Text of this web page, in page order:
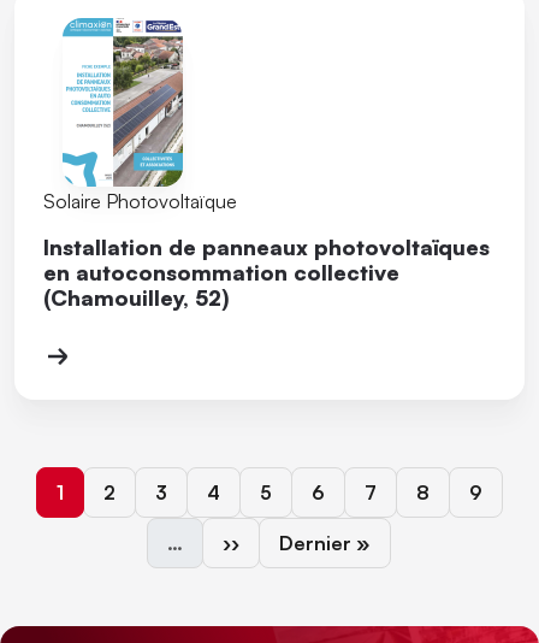
Solaire Photovoltaïque
Installation de panneaux photovoltaïques
en autoconsommation collective
(Chamouilley, 52)
Page courante
1 Page
2 Page
3 Page
4 Page
5 Page
6 Page
7 Page
8 Page
9
… Page suivante
›› Dernière page
Dernier »